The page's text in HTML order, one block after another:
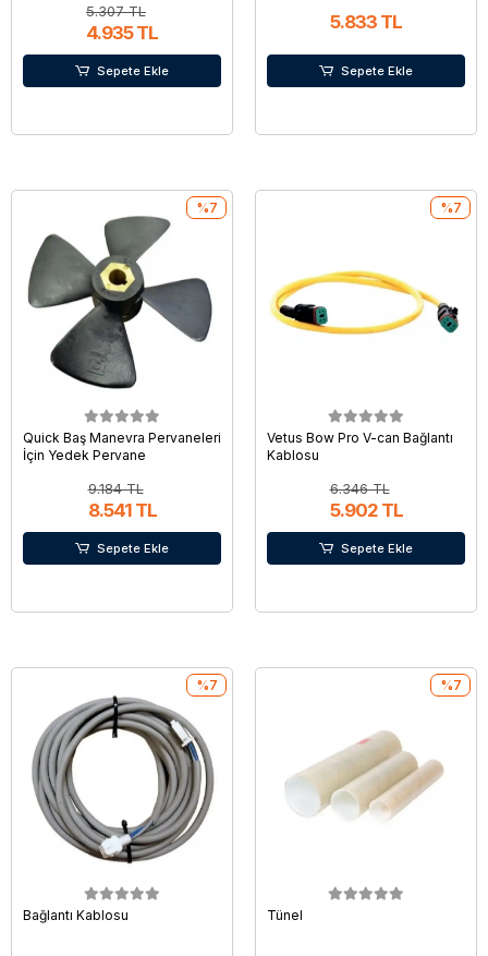
5.307 TL
4.935 TL
Sepete Ekle
5.833 TL
Sepete Ekle
Quick Baş Manevra Pervaneleri
İçin Yedek Pervane
9.184 TL
8.541 TL
%7
Sepete Ekle
Vetus Bow Pro V-can Bağlantı
Kablosu
6.346 TL
5.902 TL
%7
Sepete Ekle
Bağlantı Kablosu
%7
Tünel
%7